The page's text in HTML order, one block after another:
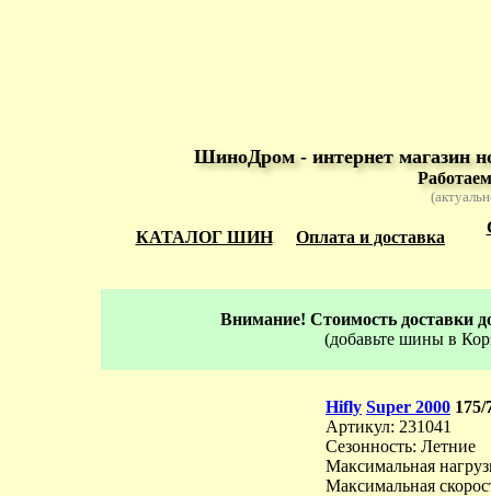
ШиноДром - интернет магазин
КАТАЛОГ ШИН Оплата и доставка
Внимание! Стоимость доставки
(добавьте шины в
Hifly Super 2000
Артикул: 231041
Сезонность: Летние
Максимальная
Максимальная